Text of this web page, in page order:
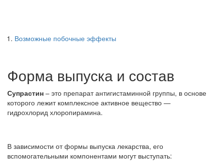
Возможные побочные эффекты
Форма выпуска и состав
Супрастин – это препарат антигистаминной группы, в основе
которого лежит комплексное активное вещество —
гидрохлорид хлоропирамина.
В зависимости от формы выпуска лекарства, его
вспомогательными компонентами могут выступать: